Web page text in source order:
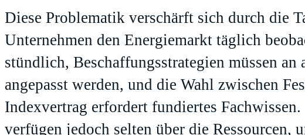
Diese Problematik verschärft sich durch die
Unternehmen den Energiemarkt täglich
stündlich, Beschaffungsstrategien müssen
angepasst werden, und die Wahl zwischen
Indexvertrag erfordert fundiertes
verfügen jedoch selten über die Ressourcen,